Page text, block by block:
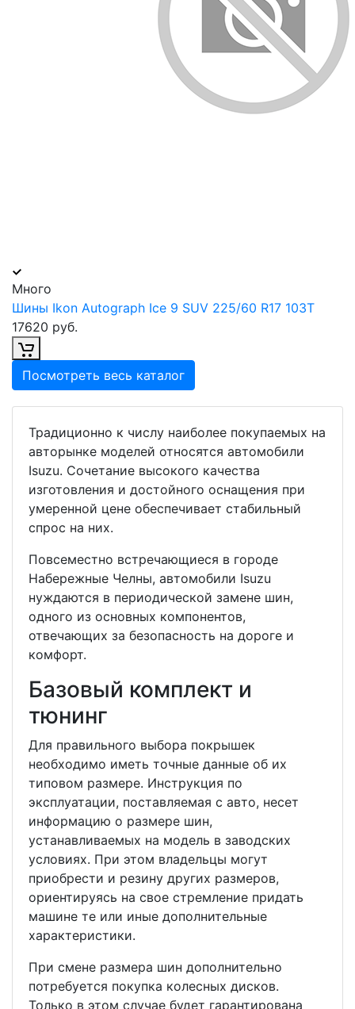
Много
Шины Ikon Autograph Ice 9 SUV 225/60 R17 103T
17620 руб.
Посмотреть весь каталог
Традиционно к числу наиболее покупаемых на
авторынке моделей относятся автомобили
Isuzu. Сочетание высокого качества
изготовления и достойного оснащения при
умеренной цене обеспечивает стабильный
спрос на них.
Повсеместно встречающиеся в городе
Набережные Челны, автомобили Isuzu
нуждаются в периодической замене шин,
одного из основных компонентов,
отвечающих за безопасность на дороге и
комфорт.
Базовый комплект и
тюнинг
Для правильного выбора покрышек
необходимо иметь точные данные об их
типовом размере. Инструкция по
эксплуатации, поставляемая с авто, несет
информацию о размере шин,
устанавливаемых на модель в заводских
условиях. При этом владельцы могут
приобрести и резину других размеров,
ориентируясь на свое стремление придать
машине те или иные дополнительные
характеристики.
При смене размера шин дополнительно
потребуется покупка колесных дисков.
Только в этом случае будет гарантирована